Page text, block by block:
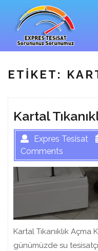
content
ETIKET:
Kartal
Expres Tesisat
Comments
Kartal Tıkanıklık Açma
günümüzde su